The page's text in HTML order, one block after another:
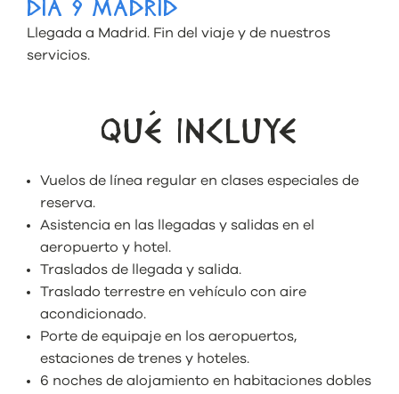
DÍA 9 MADRID
Llegada a Madrid. Fin del viaje y de nuestros
servicios.
QUÉ INCLUYE
Vuelos de línea regular en clases especiales de
reserva.
Asistencia en las llegadas y salidas en el
aeropuerto y hotel.
Traslados de llegada y salida.
Traslado terrestre en vehículo con aire
acondicionado.
Porte de equipaje en los aeropuertos,
estaciones de trenes y hoteles.
6 noches de alojamiento en habitaciones dobles